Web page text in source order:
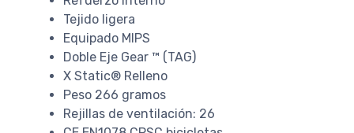
Tejido ligera
Equipado MIPS
Doble Eje Gear ™ (TAG)
X Static® Relleno
Peso 266 gramos
Rejillas de ventilación: 26